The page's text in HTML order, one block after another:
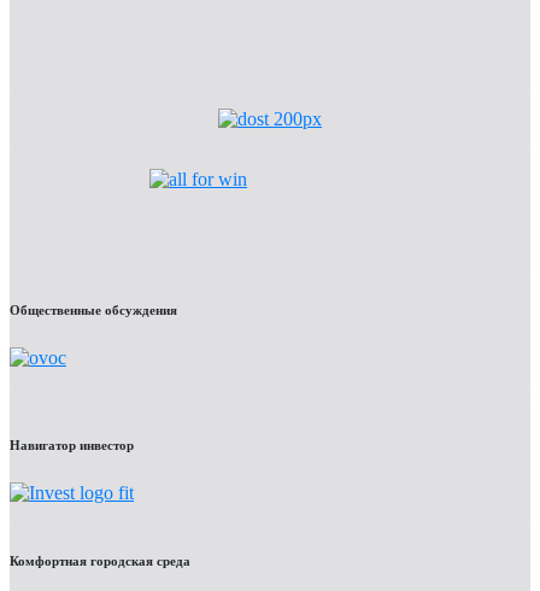
Общественные обсуждения
Навигатор инвестор
Комфортная городская среда